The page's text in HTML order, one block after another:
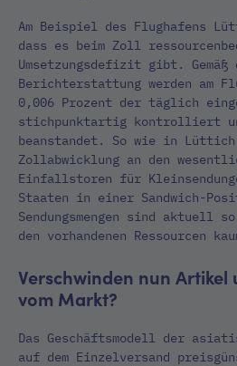
Am Beispiel des Flughafens
dass es beim Zoll
Umsetzungsdefizit gibt.
Berichterstattung werden am
0,006 Prozent der täglich
stichpunktartig kontrolliert
beanstandet. So wie in
Zollabwicklung an den
Einfallstoren für
Staaten in einer Sandwich-
Sendungsmengen sind aktuell
den vorhandenen Ressourcen
Verschwinden nun Artikel
vom Markt?
Das Geschäftsmodell der
auf dem Einzelversand